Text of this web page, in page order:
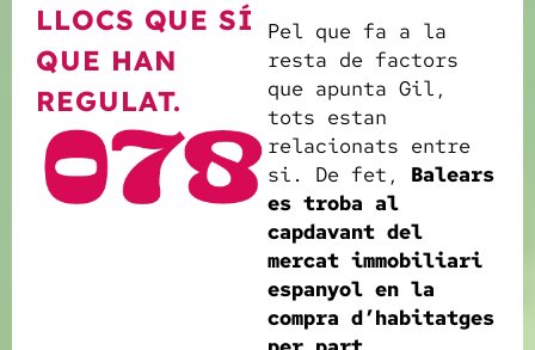
Pel que fa a la
resta de factors
que apunta Gil,
tots estan
relacionats entre
si. De fet, Balears
es troba al
capdavant del
mercat immobiliari
espanyol en la
compra d’habitatges
LLOCS QUE SÍ
QUE HAN
REGULAT.